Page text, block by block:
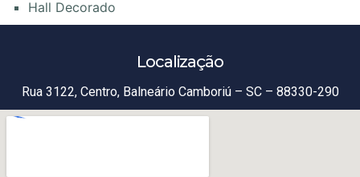
Hall Decorado
Localização
Rua 3122, Centro, Balneário Camboriú – SC – 88330-290